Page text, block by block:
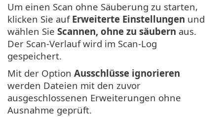
Um einen Scan ohne Säuberung zu starten,
klicken Sie auf Erweiterte Einstellungen und
wählen Sie Scannen, ohne zu säubern aus.
Der Scan-Verlauf wird im Scan-Log
gespeichert.
Mit der Option Ausschlüsse ignorieren
werden Dateien mit den zuvor
ausgeschlossenen Erweiterungen ohne
Ausnahme geprüft.